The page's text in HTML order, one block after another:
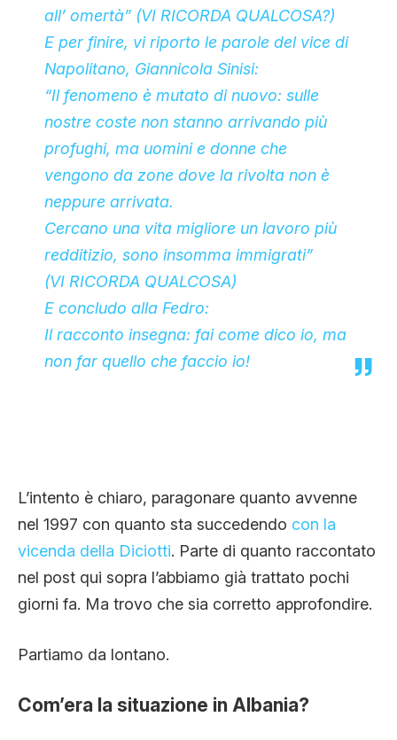
all’ omertà” (VI RICORDA QUALCOSA?)
E per finire, vi riporto le parole del vice di
Napolitano, Giannicola Sinisi:
“Il fenomeno è mutato di nuovo: sulle
nostre coste non stanno arrivando più
profughi, ma uomini e donne che
vengono da zone dove la rivolta non è
neppure arrivata.
Cercano una vita migliore un lavoro più
redditizio, sono insomma immigrati”
(VI RICORDA QUALCOSA)
E concludo alla Fedro:
Il racconto insegna: fai come dico io, ma
non far quello che faccio io!
L’intento è chiaro, paragonare quanto avvenne
nel 1997 con quanto sta succedendo con la
vicenda della Diciotti. Parte di quanto raccontato
nel post qui sopra l’abbiamo già trattato pochi
giorni fa. Ma trovo che sia corretto approfondire.
Partiamo da lontano.
Com’era la situazione in Albania?